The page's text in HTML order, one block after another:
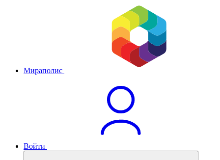
Мираполис
Войти